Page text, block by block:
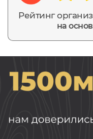
Рейтинг
на